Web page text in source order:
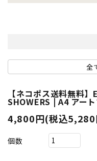
全
【ネコポス送料無料
SHOWERS | A4 アー
4,800円(税込5,280
個数